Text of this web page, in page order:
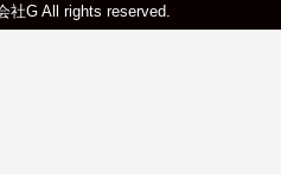
社G All rights reserved.